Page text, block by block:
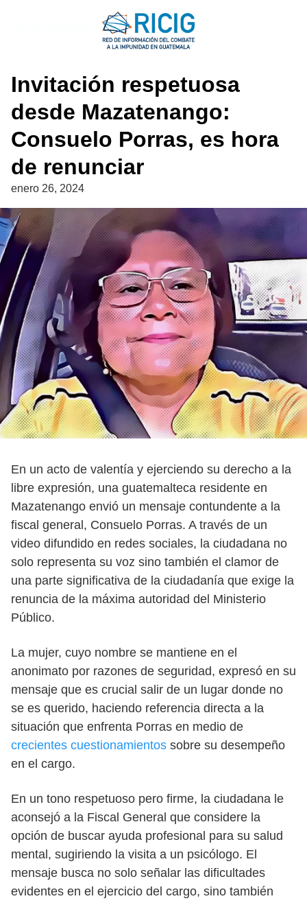
Invitación respetuosa
desde Mazatenango:
Consuelo Porras, es hora
de renunciar
enero 26, 2024
En un acto de valentía y ejerciendo su derecho a la
libre expresión, una guatemalteca residente en
Mazatenango envió un mensaje contundente a la
fiscal general, Consuelo Porras. A través de un
video difundido en redes sociales, la ciudadana no
solo representa su voz sino también el clamor de
una parte significativa de la ciudadanía que exige la
renuncia de la máxima autoridad del Ministerio
Público.
La mujer, cuyo nombre se mantiene en el
anonimato por razones de seguridad, expresó en su
mensaje que es crucial salir de un lugar donde no
se es querido, haciendo referencia directa a la
situación que enfrenta Porras en medio de
crecientes cuestionamientos sobre su desempeño
en el cargo.
En un tono respetuoso pero firme, la ciudadana le
aconsejó a la Fiscal General que considere la
opción de buscar ayuda profesional para su salud
mental, sugiriendo la visita a un psicólogo. El
mensaje busca no solo señalar las dificultades
evidentes en el ejercicio del cargo, sino también